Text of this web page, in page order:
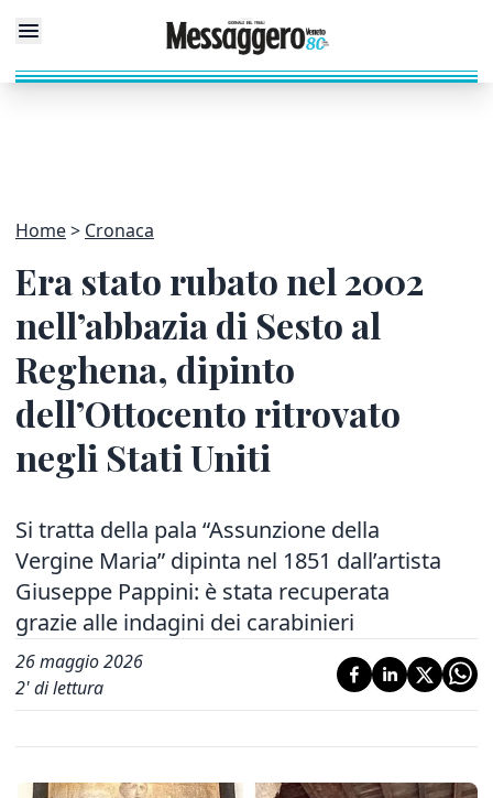
Home Cronaca
Era stato rubato nel 2002
nell’abbazia di Sesto al
Reghena, dipinto
dell’Ottocento ritrovato
negli Stati Uniti
Si tratta della pala “Assunzione della
Vergine Maria” dipinta nel 1851 dall’artista
Giuseppe Pappini: è stata recuperata
grazie alle indagini dei carabinieri
26 maggio 2026
2' di lettura